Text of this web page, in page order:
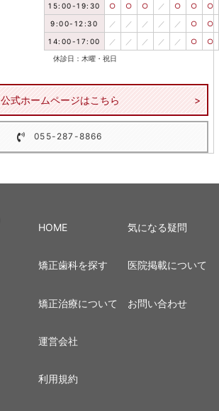
15:00-19:30 ○ ○ ○ ／ ○ ○ ○
9:00-12:30 ／ ／ ／ ／ ／ ○ ○
14:00-17:00 ／ ／ ／ ／ ／ ○ ○
休診日：木曜・祝日
公式ホームページはこちら
055-287-8866
HOME
矯正歯科を探す
矯正治療について
気になる疑問
医院掲載について
お問い合わせ
運営会社
利用規約